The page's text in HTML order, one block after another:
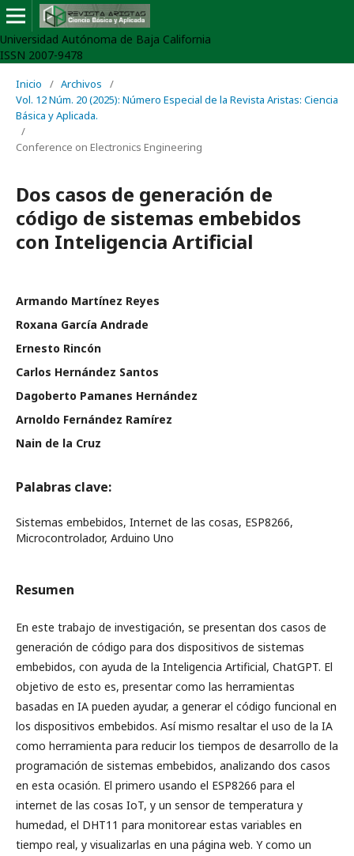
Universidad Autónoma de Baja California
ISSN 2007-9478
Inicio / Archivos
/
Vol. 12 Núm. 20 (2025): Número Especial de la Revista Aristas: Ciencia
Básica y Aplicada.
/
Conference on Electronics Engineering
Dos casos de generación de
código de sistemas embebidos
con Inteligencia Artificial
Armando Martínez Reyes
Roxana García Andrade
Ernesto Rincón
Carlos Hernández Santos
Dagoberto Pamanes Hernández
Arnoldo Fernández Ramírez
Nain de la Cruz
Palabras clave:
Sistemas embebidos, Internet de las cosas, ESP8266,
Microcontrolador, Arduino Uno
Resumen
En este trabajo de investigación, se presentan dos casos de
generación de código para dos dispositivos de sistemas
embebidos, con ayuda de la Inteligencia Artificial, ChatGPT. El
objetivo de esto es, presentar como las herramientas
basadas en IA pueden ayudar, a generar el código funcional en
los dispositivos embebidos. Así mismo resaltar el uso de la IA
como herramienta para reducir los tiempos de desarrollo de la
programación de sistemas embebidos, analizando dos casos
en esta ocasión. El primero usando el ESP8266 para el
internet de las cosas IoT, y un sensor de temperatura y
humedad, el DHT11 para monitorear estas variables en
tiempo real, y visualizarlas en una página web. Y como un